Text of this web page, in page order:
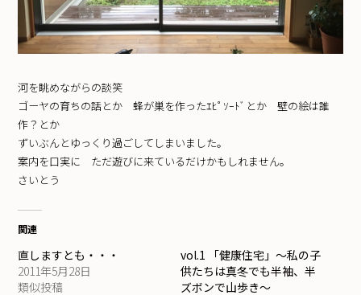
河を眺めながらの談笑
ゴーヤの育ちの話とか 蜂が巣を作ったｴﾋﾟｿｰﾄﾞとか 壁の絵は誰
作？とか
ずいぶんとゆっくり過ごしてしまいました。
案内を口実に ただ遊びに来ているだけかもしれません。
さいとう
関連
直しますとも・・・
2011年5月28日
類似投稿
vol.1 「健康住宅」～私の子
供たちは真冬でも半袖、半
ズボンで山歩き～